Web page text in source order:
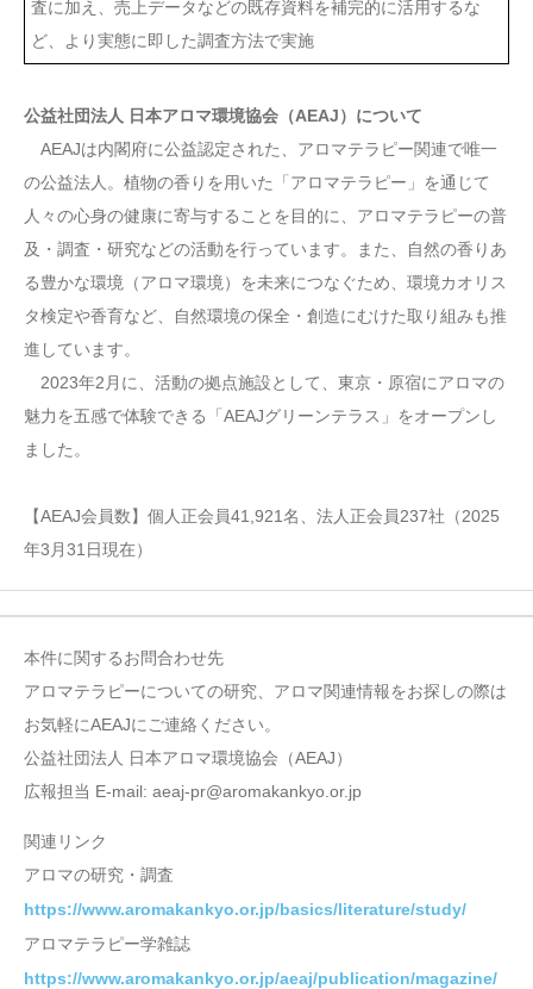
査に加え、売上データなどの既存資料を補完的に活用するな
ど、より実態に即した調査方法で実施
公益社団法人 日本アロマ環境協会（AEAJ）について
AEAJは内閣府に公益認定された、アロマテラピー関連で唯一
の公益法人。植物の香りを用いた「アロマテラピー」を通じて
人々の心身の健康に寄与することを目的に、アロマテラピーの普
及・調査・研究などの活動を行っています。また、自然の香りあ
る豊かな環境（アロマ環境）を未来につなぐため、環境カオリス
タ検定や香育など、自然環境の保全・創造にむけた取り組みも推
進しています。
2023年2月に、活動の拠点施設として、東京・原宿にアロマの
魅力を五感で体験できる「AEAJグリーンテラス」をオープンし
ました。
【AEAJ会員数】個人正会員41,921名、法人正会員237社（2025
年3月31日現在）
本件に関するお問合わせ先
アロマテラピーについての研究、アロマ関連情報をお探しの際は
お気軽にAEAJにご連絡ください。
公益社団法人 日本アロマ環境協会（AEAJ）
広報担当 E-mail: aeaj-pr@aromakankyo.or.jp
関連リンク
アロマの研究・調査
https://www.aromakankyo.or.jp/basics/literature/study/
アロマテラピー学雑誌
https://www.aromakankyo.or.jp/aeaj/publication/magazine/